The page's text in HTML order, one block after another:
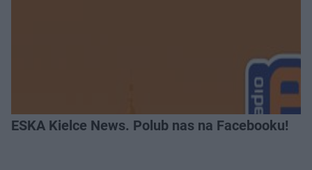
ESKA Kielce News. Polub nas na Facebooku!